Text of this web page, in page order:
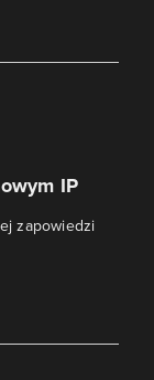
IP
zapowiedzi